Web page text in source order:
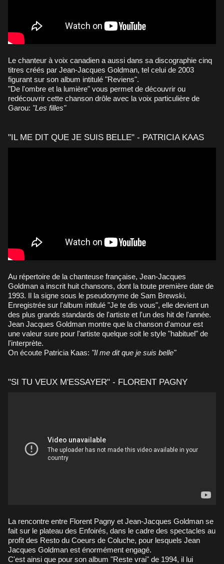
Le chanteur à voix canadien a aussi dans sa discographie cinq
titres créés par Jean-Jacques Goldman, tel celui de 2003
figurant sur son album intitulé "Reviens".
"De l'ombre et la lumière" vous permet de découvrir ou
redécouvrir cette chanson drôle avec la voix particulière de
Garou: "Les filles"
"IL ME DIT QUE JE SUIS BELLE" - PATRICIA KAAS
Au répertoire de la chanteuse française, Jean-Jacques
Goldman a inscrit huit chansons, dont la toute première date de
1993. Il la signe sous le pseudonyme de Sam Brewski.
Enregistrée sur l'album intitulé "Je te dis vous", elle devient un
des plus grands standards de l'artiste et l'un des hit de l'année.
Jean Jacques Goldman montre que la chanson d'amour est
une valeur sure pour l'artiste quelque soit le style "habituel" de
l'interprète.
On écoute Patricia Kaas: "Il me dit que je suis belle"
"SI TU VEUX M'ESSAYER" - FLORENT PAGNY
La rencontre entre Florent Pagny et Jean-Jacques Goldman se
fait sur le plateau des Enfoirés, dans le cadre des spectacles au
profit des Resto du Coeurs de Coluche, pour lesquels Jean
Jacques Goldman est énormément engagé.
C'est ainsi que pour son album "Reste vrai" de 1994, il lui